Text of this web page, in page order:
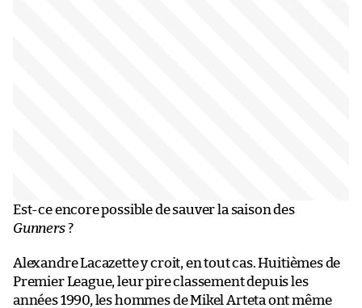
Est-ce encore possible de sauver la saison des
Gunners?
Alexandre Lacazette y croit, en tout cas. Huitièmes de
Premier League, leur pire classement depuis les
années 1990, les hommes de Mikel Arteta ont même